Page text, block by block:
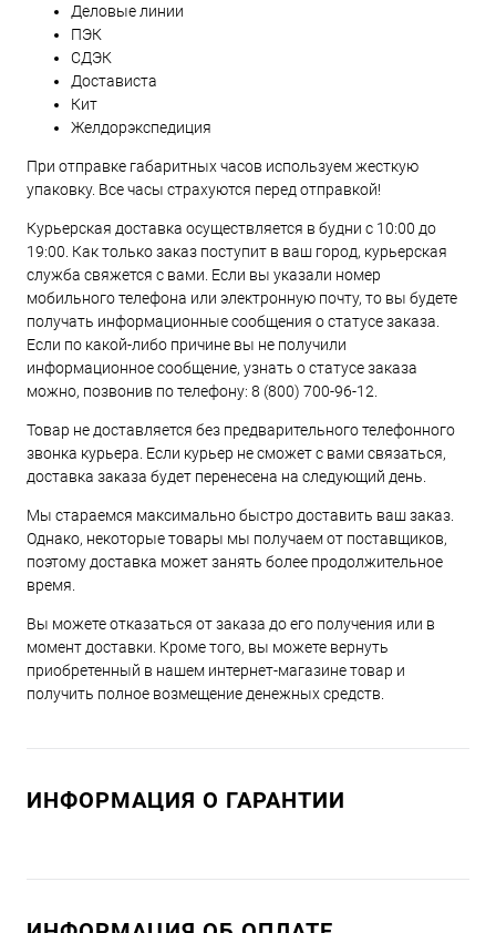
Деловые линии
ПЭК
СДЭК
Достависта
Кит
Желдорэкспедиция
При отправке габаритных часов используем жесткую
упаковку. Все часы страхуются перед отправкой!
Курьерская доставка осуществляется в будни с 10:00 до
19:00. Как только заказ поступит в ваш город, курьерская
служба свяжется с вами. Если вы указали номер
мобильного телефона или электронную почту, то вы будете
получать информационные сообщения о статусе заказа.
Если по какой-либо причине вы не получили
информационное сообщение, узнать о статусе заказа
можно, позвонив по телефону: 8 (800) 700-96-12.
Товар не доставляется без предварительного телефонного
звонка курьера. Если курьер не сможет с вами связаться,
доставка заказа будет перенесена на следующий день.
Мы стараемся максимально быстро доставить ваш заказ.
Однако, некоторые товары мы получаем от поставщиков,
поэтому доставка может занять более продолжительное
время.
Вы можете отказаться от заказа до его получения или в
момент доставки. Кроме того, вы можете вернуть
приобретенный в нашем интернет-магазине товар и
получить полное возмещение денежных средств.
ИНФОРМАЦИЯ О ГАРАНТИИ